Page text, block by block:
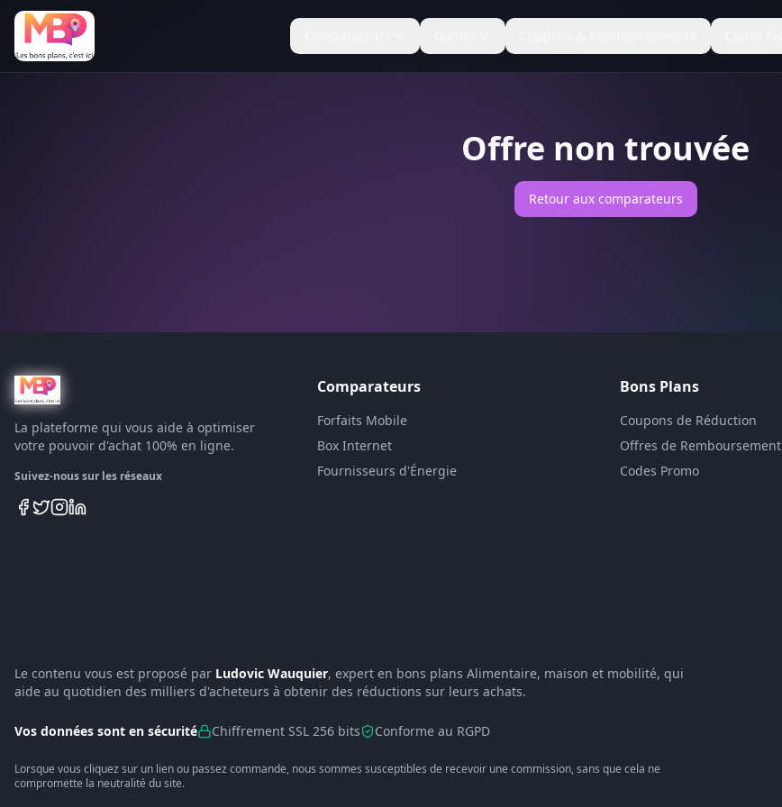
Offre non trouvée
Retour aux comparateurs
La plateforme qui vous aide à optimiser
votre pouvoir d'achat 100% en ligne.
Suivez-nous sur les réseaux
Comparateurs
Forfaits Mobile
Box Internet
Fournisseurs d'Énergie
Bons Plans
Coupons de Réduction
Offres de Remboursement
Codes Promo
Le contenu vous est proposé par Ludovic Wauquier, expert en bons plans Alimentaire, maison et mobilité, qui
aide au quotidien des milliers d'acheteurs à obtenir des réductions sur leurs achats.
Vos données sont en sécurité Chiffrement SSL 256 bits Conforme au RGPD
Lorsque vous cliquez sur un lien ou passez commande, nous sommes susceptibles de recevoir une commission, sans que cela ne
compromette la neutralité du site.